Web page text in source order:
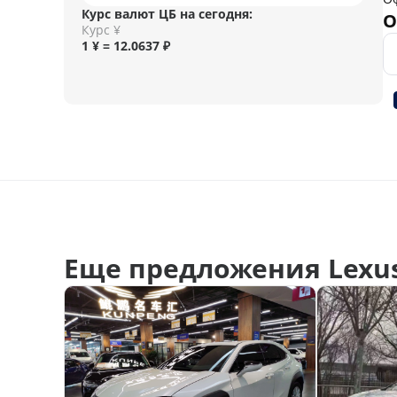
Курс валют ЦБ на сегодня:
Курс ¥
1 ¥ = 12.0637 ₽
Еще предложения